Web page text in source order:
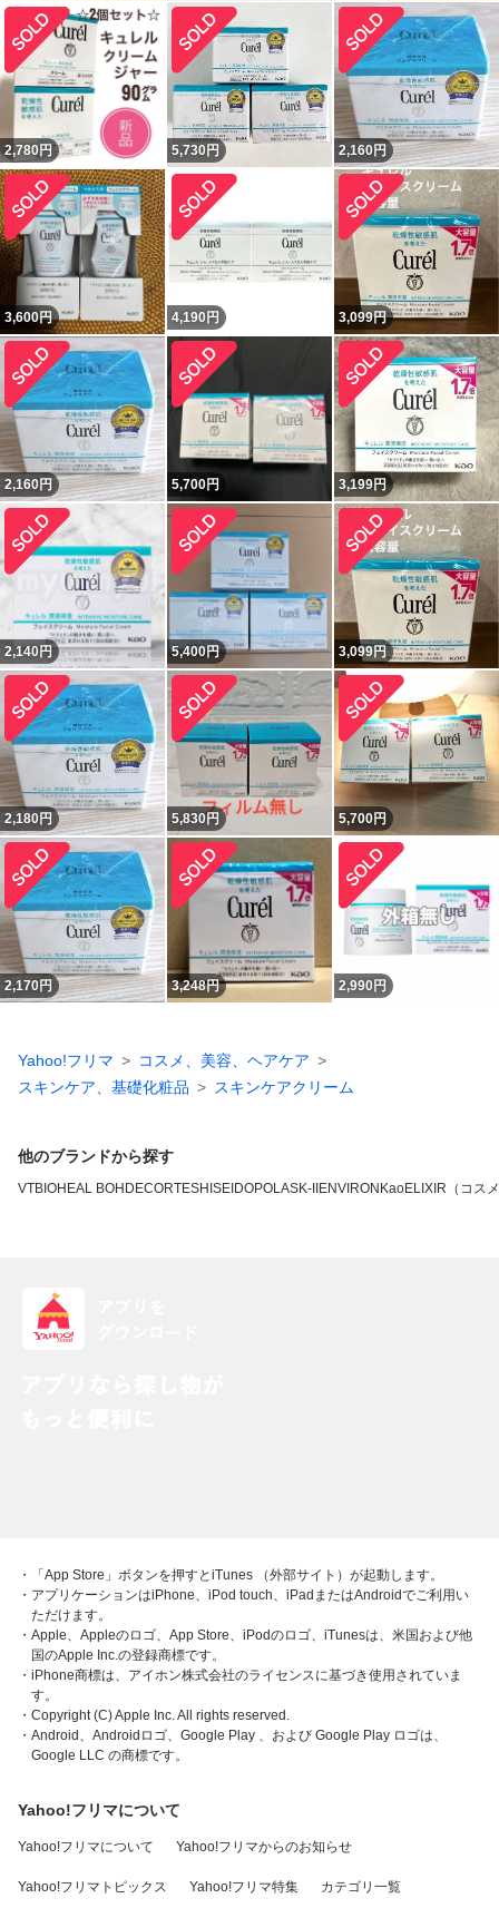
2,780円 5,730円 2,160円
3,600円 4,190 円 3,099円
2,160円 5,700円 3,199円
2,140円 5,400円 3,099円
2,180円 5,830円 5,700円
2,170円 3,248円 2,990 円
Yahoo!フリマ
コスメ、美容、ヘアケア
スキンケア、基礎化粧品
スキンケアクリーム
他のブランドから探す
VTBIOHEAL BOH DECORTESHISEIDOPOLASK-II ENVIRON KaoELIXIR（コス
・「App Store」ボタンを押すとiTunes （外部サイト）が起動します。
・アプリケーションはiPhone、iPod touch、iPadまたはAndroidでご利用い
ただけます。
・Apple、Appleのロゴ、App Store、iPodのロゴ、iTunesは、米国および他
国のApple Inc.の登録商標です。
・iPhone商標は、アイホン株式会社のライセンスに基づき使用されていま
す。
・Copyright (C) Apple Inc. All rights reserved.
・Android、Androidロゴ、Google Play 、および Google Play ロゴは、
Google LLC の商標です。
Yahoo!フリマについて
Yahoo!フリマについて Yahoo!フリマからのお知らせ
Yahoo!フリマトピックス Yahoo!フリマ特集 カテゴリ一覧